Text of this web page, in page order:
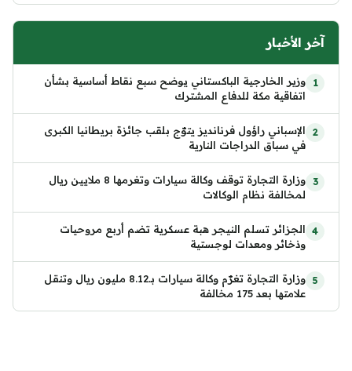
آخر الأخبار
وزير الخارجية الباكستاني يوضح سبع نقاط أساسية بشأن
اتفاقية مكة للدفاع المشترك
الإسباني راؤول فرنانديز يتوّج بلقب جائزة بريطانيا الكبرى
في سباق الدراجات النارية
وزارة التجارة توقف وكالة سيارات وتغرمها 8 ملايين ريال
لمخالفة نظام الوكالات
الجزائر تسلم النيجر هبة عسكرية تضم أربع مروحيات
وذخائر ومعدات لوجستية
وزارة التجارة تغرّم وكالة سيارات بـ8.12 مليون ريال وتنقل
علامتها بعد 175 مخالفة